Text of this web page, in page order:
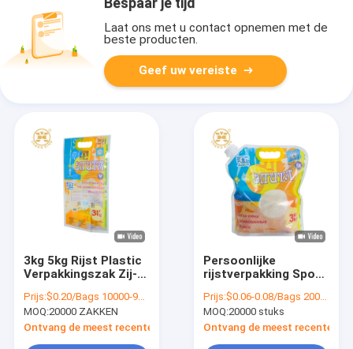
Laat ons met u contact opnemen met de
beste producten.
Geef uw vereiste
3kg 5kg Rijst Plastic
Verpakkingszak Zij-
Voor
Voedselverpakking
Aangepaste
Bedrukking
Prijs:$0.20/Bags 10000-99999 Bags
MOQ:20000 ZAKKEN
Ontvang de meest recente Prijs
Persoonlijke
rijstverpakking Spout
hervergrendelbare
plastic pouch
gedrukte rijstzak met
handvat rijstzakken
Prijs:$0.06-0.08/Bags 20000-999999 Bags
MOQ:20000 stuks
Ontvang de meest recente